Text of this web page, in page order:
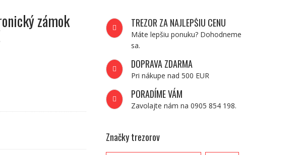
zámok TREZOR ZA NAJLEPŠIU CENU
Máte lepšiu ponuku? Dohodneme
sa.
DOPRAVA ZDARMA
Pri nákupe nad 500 EUR
PORADÍME VÁM
Zavolajte nám na 0905 854 198.
Značky trezorov